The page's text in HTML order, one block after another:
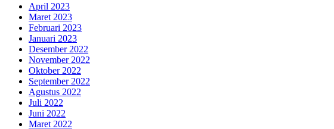
April 2023
Maret 2023
Februari 2023
Januari 2023
Desember 2022
November 2022
Oktober 2022
September 2022
Agustus 2022
Juli 2022
Juni 2022
Maret 2022